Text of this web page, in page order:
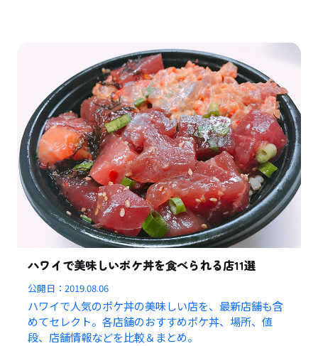
ハワイで美味しいポケ丼を食べられる店11選
公開日：2019.08.06
ハワイで人気のポケ丼の美味しい店を、最新店舗も含
めてセレクト。各店舗のおすすめポケ丼、場所、値
段、店舗情報などを比較＆まとめ。